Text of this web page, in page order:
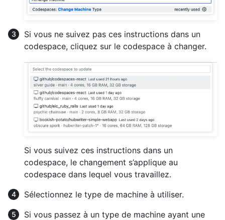
Si vous ne suivez pas ces instructions dans un
codespace, cliquez sur le codespace à changer.
Si vous suivez ces instructions dans un
codespace, le changement s’applique au
codespace dans lequel vous travaillez.
Sélectionnez le type de machine à utiliser.
Si vous passez à un type de machine ayant une